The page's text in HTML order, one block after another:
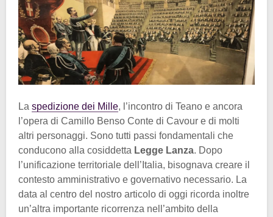
La spedizione dei Mille, l’incontro di Teano e ancora
l’opera di Camillo Benso Conte di Cavour e di molti
altri personaggi. Sono tutti passi fondamentali che
conducono alla cosiddetta Legge Lanza. Dopo
l’unificazione territoriale dell’Italia, bisognava creare il
contesto amministrativo e governativo necessario. La
data al centro del nostro articolo di oggi ricorda inoltre
un’altra importante ricorrenza nell’ambito della